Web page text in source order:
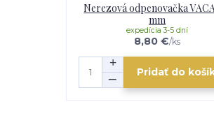
Nerezová odpenovačka VACA
mm
8,80 €/ks
expedícia 3-5 dní
Pridať do